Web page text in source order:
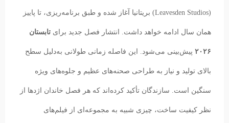
(Leavesden Studios) بریتانیا آغاز شده و طبق برنامه‌ریزی، تا پاییز
همان سال ادامه خواهد داشت. انتشار فصل جدید برای تابستان
۲۰۲۶ پیش‌بینی می‌شود. این فاصله زمانی طولانی به‌دلیل سطح
بالای تولید و نیاز به طراحی صحنه‌های عظیم و جلوه‌های ویژه
سنگین است. سازندگان تأکید کرده‌اند که هر فصل خاندان اژدها از
نظر کیفیت ساخت، چیزی شبیه به مجموعه‌ای از فیلم‌های